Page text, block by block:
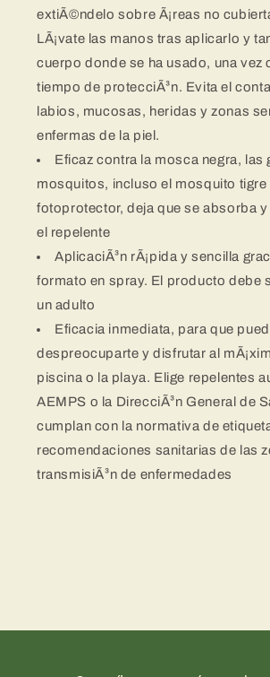
extiÃ©ndelo sobre Ã¡reas no
LÃ¡vate las manos tras aplicarlo y
cuerpo donde se ha usado, una vez
tiempo de protecciÃ³n. Evita el
labios, mucosas, heridas y zonas
enfermas de la piel.
Eficaz contra la mosca negra, las
mosquitos, incluso el mosquito
fotoprotector, deja que se absorba
el repelente
AplicaciÃ³n rÃ¡pida y sencilla
formato en spray. El producto debe
un adulto
Eficacia inmediata, para que
despreocuparte y disfrutar al
piscina o la playa. Elige repelentes
AEMPS o la DirecciÃ³n General de
cumplan con la normativa de
recomendaciones sanitarias de las
transmisiÃ³n de enfermedades